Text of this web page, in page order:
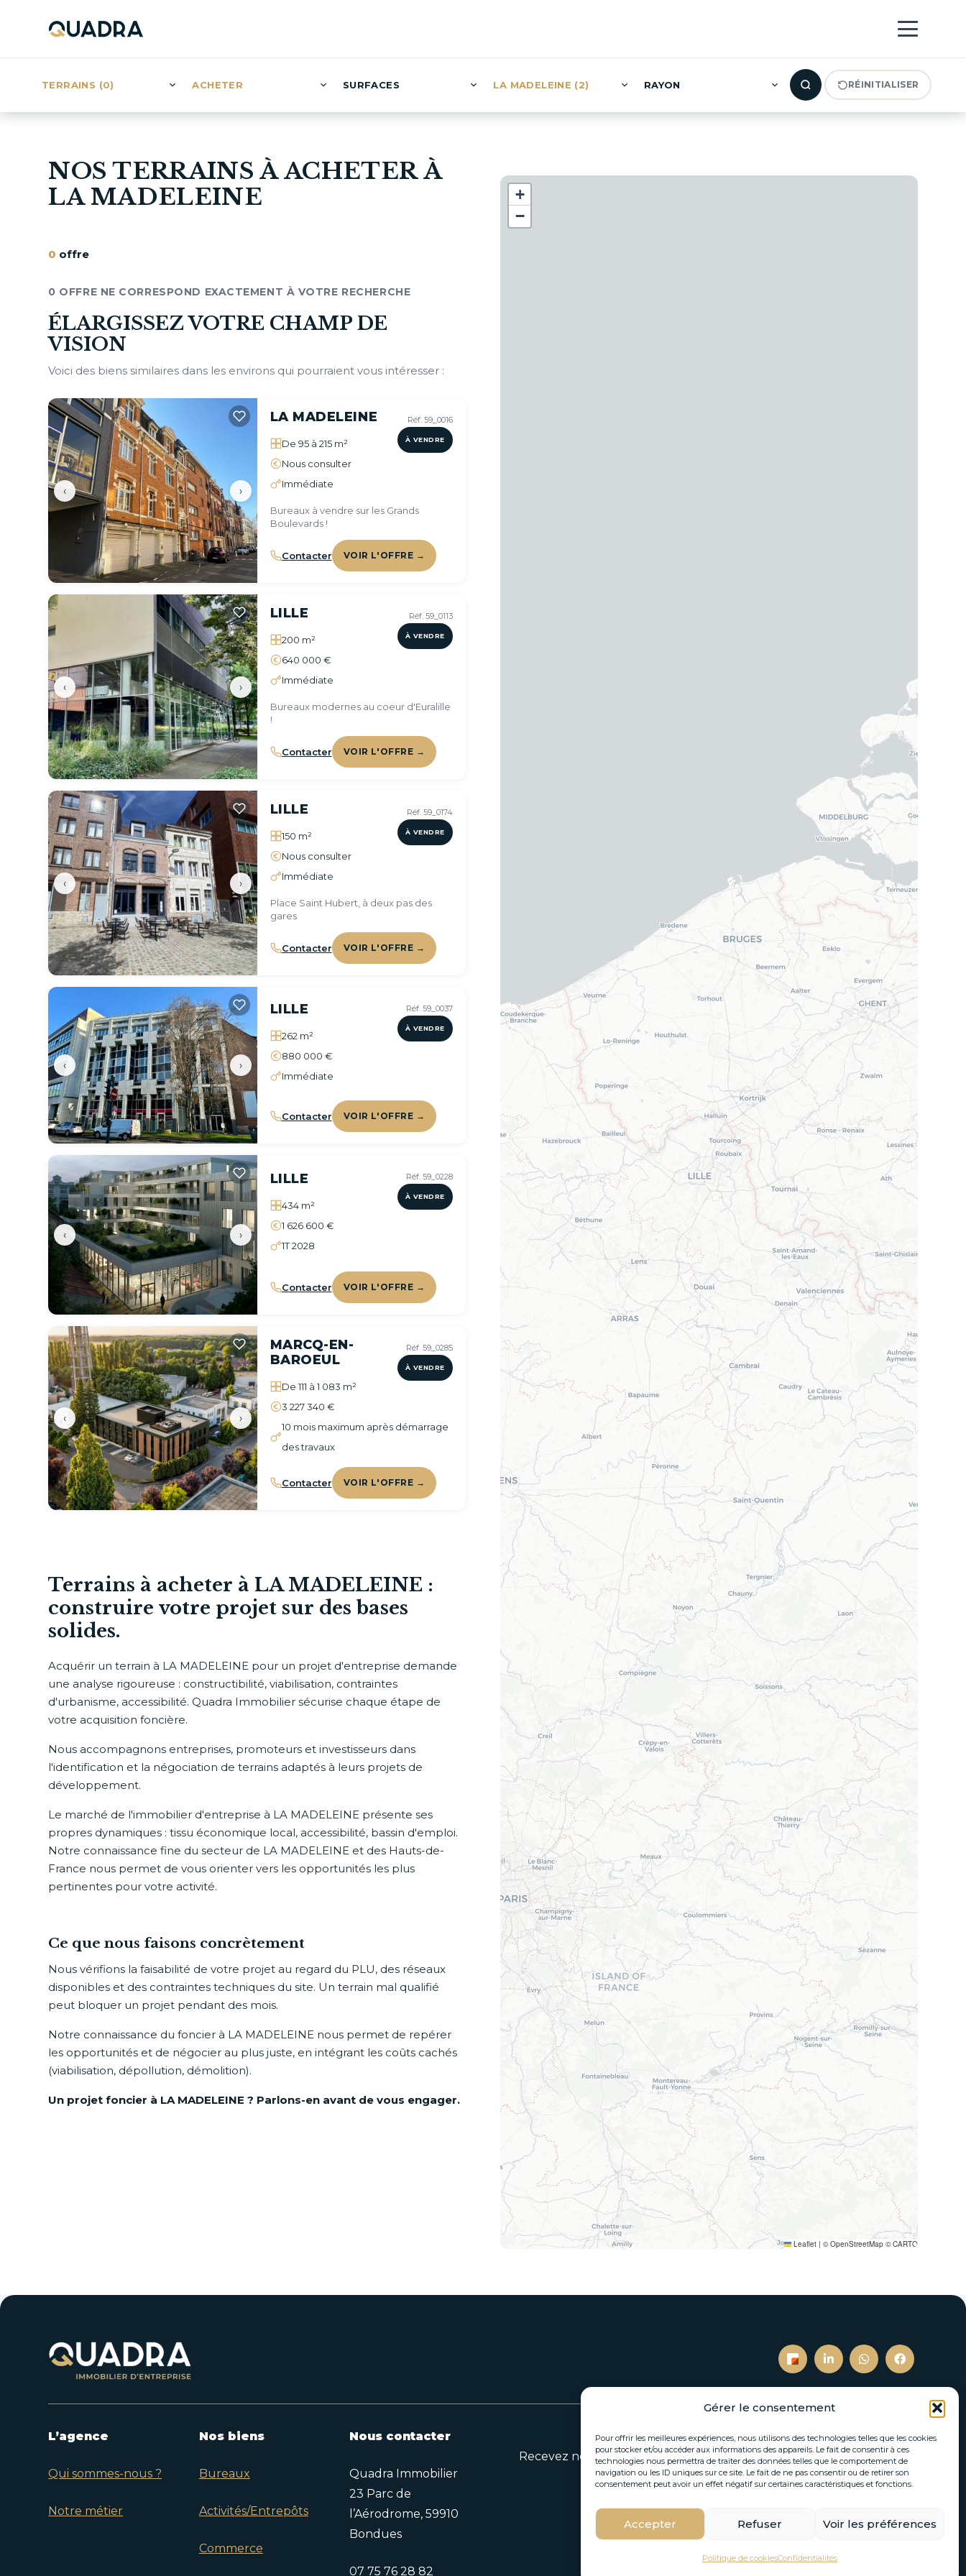
Gérer le consentement
Pour offrir les meilleures expériences, nous utilisons des technologies telles que les cookies
pour stocker et/ou accéder aux informations des appareils. Le fait de consentir à ces
technologies nous permettra de traiter des données telles que le comportement de
navigation ou les ID uniques sur ce site. Le fait de ne pas consentir ou de retirer son
consentement peut avoir un effet négatif sur certaines caractéristiques et fonctions.
Accepter Refuser Voir les préférences
Politique de cookiesConfidentialités
TERRAINS (0) ACHETER SURFACES LA MADELEINE (2) RAYON RÉINITIALISER
NOS TERRAINS À ACHETER À
LA MADELEINE
0 offre
0 OFFRE NE CORRESPOND EXACTEMENT À VOTRE RECHERCHE
ÉLARGISSEZ VOTRE CHAMP DE
VISION
Voici des biens similaires dans les environs qui pourraient vous intéresser :
‹ ›
Réf. 59_0016
À VENDRE
LA MADELEINE
De 95 à 215 m²
Nous consulter
Immédiate
Bureaux à vendre sur les Grands
Boulevards !
Contacter VOIR L'OFFRE →
‹ ›
Réf. 59_0113
À VENDRE
LILLE
200 m²
640 000 €
Immédiate
Bureaux modernes au coeur d'Euralille
!
Contacter VOIR L'OFFRE →
‹ ›
Réf. 59_0174
À VENDRE
LILLE
150 m²
Nous consulter
Immédiate
Place Saint Hubert, à deux pas des
gares
Contacter VOIR L'OFFRE →
‹ ›
Réf. 59_0037
À VENDRE
LILLE
262 m²
880 000 €
Immédiate
Contacter VOIR L'OFFRE →
‹ ›
Réf. 59_0228
À VENDRE
LILLE
434 m²
1 626 600 €
1T 2028
Contacter VOIR L'OFFRE →
‹ ›
Réf. 59_0285
À VENDRE
MARCQ-EN-
BAROEUL
De 111 à 1 083 m²
3 227 340 €
10 mois maximum après démarrage
des travaux
Contacter VOIR L'OFFRE →
Terrains à acheter à LA MADELEINE :
construire votre projet sur des bases
solides.
Acquérir un terrain à LA MADELEINE pour un projet d'entreprise demande
une analyse rigoureuse : constructibilité, viabilisation, contraintes
d'urbanisme, accessibilité. Quadra Immobilier sécurise chaque étape de
votre acquisition foncière.
Nous accompagnons entreprises, promoteurs et investisseurs dans
l'identification et la négociation de terrains adaptés à leurs projets de
développement.
Le marché de l'immobilier d'entreprise à LA MADELEINE présente ses
propres dynamiques : tissu économique local, accessibilité, bassin d'emploi.
Notre connaissance fine du secteur de LA MADELEINE et des Hauts-de-
France nous permet de vous orienter vers les opportunités les plus
pertinentes pour votre activité.
Ce que nous faisons concrètement
Nous vérifions la faisabilité de votre projet au regard du PLU, des réseaux
disponibles et des contraintes techniques du site. Un terrain mal qualifié
peut bloquer un projet pendant des mois.
Notre connaissance du foncier à LA MADELEINE nous permet de repérer
les opportunités et de négocier au plus juste, en intégrant les coûts cachés
(viabilisation, dépollution, démolition).
Un projet foncier à LA MADELEINE ? Parlons-en avant de vous engager.
+
−
Leaflet | © OpenStreetMap © CARTO
L’agence
Qui sommes-nous ?
Notre métier
Nos biens
Bureaux
Activités/Entrepôts
Commerce
Nous contacter
Quadra Immobilier
23 Parc de
l’Aérodrome, 59910
Bondues
07 75 76 28 82
S’inscrire à notre newsletter
Recevez nos opportunités immobilières et actualités directement par
email.
E
m
S'INSCRIRE